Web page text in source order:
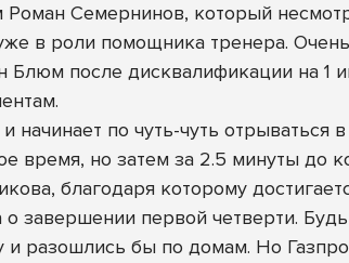
Семернинов, который
в роли помощника тренера.
после дисквалификации на 1
по чуть-чуть отрываться
время, но затем за 2.5 минуты до
благодаря которому
завершении первой четверти.
разошлись бы по домам. Но